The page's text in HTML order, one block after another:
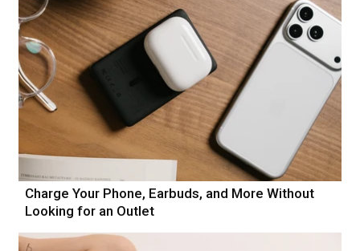
Charge Your Phone, Earbuds, and More Without
Looking for an Outlet